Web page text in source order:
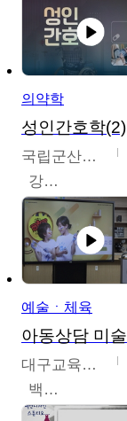
의약학
성인간호학(2)
국립군산대학교
강경아
예술ㆍ체육
대구교육대학교
백중열